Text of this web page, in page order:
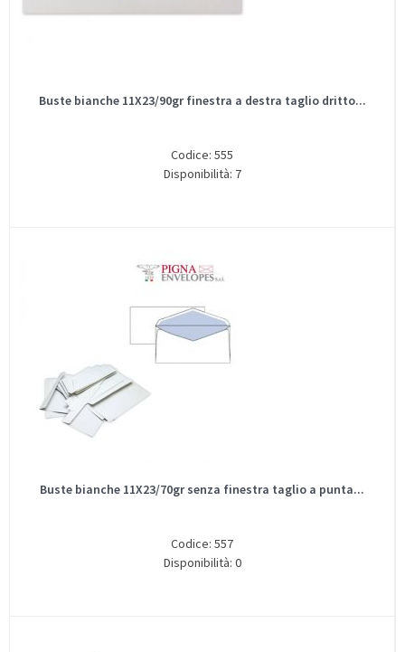
Buste bianche 11X23/90gr finestra a destra taglio dritto...
Codice: 555
Disponibilità: 7
Buste bianche 11X23/70gr senza finestra taglio a punta...
Codice: 557
Disponibilità: 0